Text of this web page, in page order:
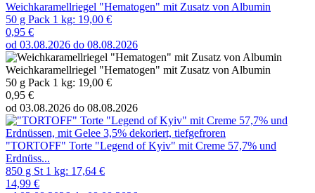
Weichkaramellriegel "Hematogen" mit Zusatz von Albumin
50 g Pack 1 kg: 19,00 €
0,95 €
od 03.08.2026 do 08.08.2026
Weichkaramellriegel "Hematogen" mit Zusatz von Albumin
50 g Pack 1 kg: 19,00 €
0,95 €
od 03.08.2026 do 08.08.2026
"TORTOFF" Torte "Legend of Kyiv" mit Creme 57,7% und
Erdnüss...
850 g St 1 kg: 17,64 €
14,99 €